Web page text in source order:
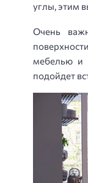
углы, этим
Очень
мебелью и
подойдет